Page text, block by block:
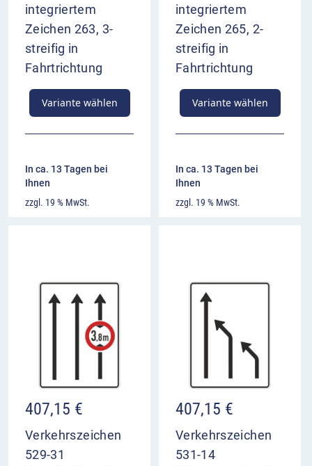
integriertem
Zeichen 263, 3-
streifig in
Fahrtrichtung
Variante wählen
In ca. 13 Tagen bei
Ihnen
zzgl. 19 % MwSt.
integriertem
Zeichen 265, 2-
streifig in
Fahrtrichtung
Variante wählen
In ca. 13 Tagen bei
Ihnen
zzgl. 19 % MwSt.
407,15 €
Verkehrszeichen
529-31
407,15 €
Verkehrszeichen
531-14